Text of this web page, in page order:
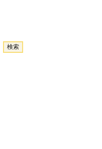
検索